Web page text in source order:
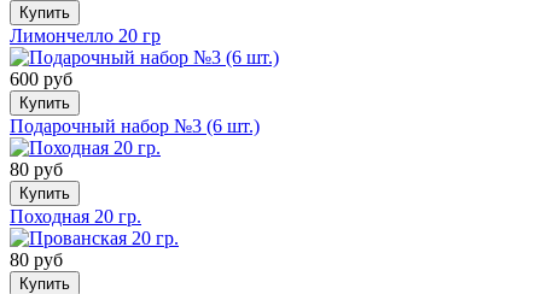
Купить
Лимончелло 20 гр
600 руб
Купить
Подарочный набор №3 (6 шт.)
80 руб
Купить
Походная 20 гр.
80 руб
Купить